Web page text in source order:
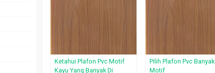
Ketahui Plafon Pvc Motif
Kayu Yang Banyak Di
Pilih Plafon Pvc Banyak
Motif